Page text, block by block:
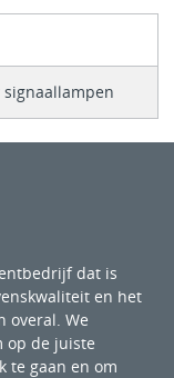
signaallampen
dat is
en het
overal. We
op de juiste
te gaan en om